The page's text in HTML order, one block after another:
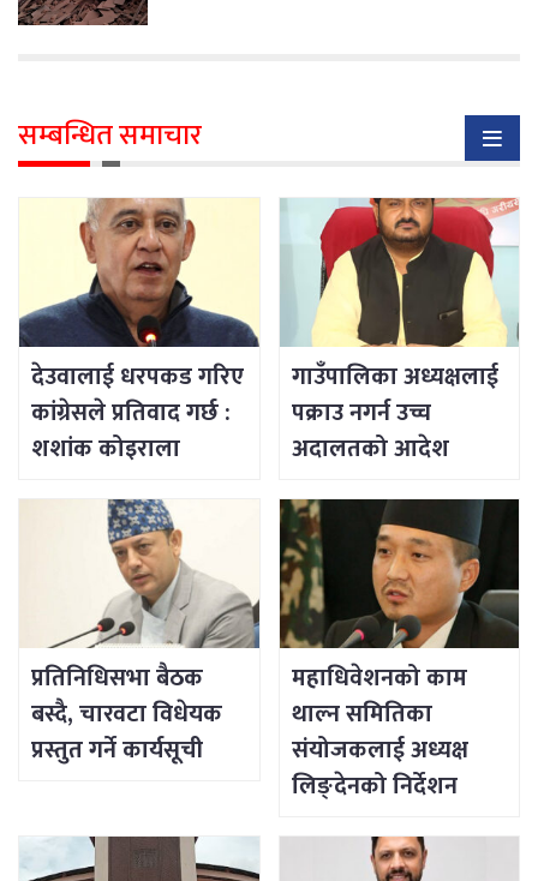
सम्बन्धित समाचार
देउवालाई धरपकड गरिए
कांग्रेसले प्रतिवाद गर्छ :
शशांक कोइराला
गाउँपालिका अध्यक्षलाई
पक्राउ नगर्न उच्च
अदालतको आदेश
प्रतिनिधिसभा बैठक
बस्दै, चारवटा विधेयक
प्रस्तुत गर्ने कार्यसूची
महाधिवेशनको काम
थाल्न समितिका
संयोजकलाई अध्यक्ष
लिङ्देनको निर्देशन